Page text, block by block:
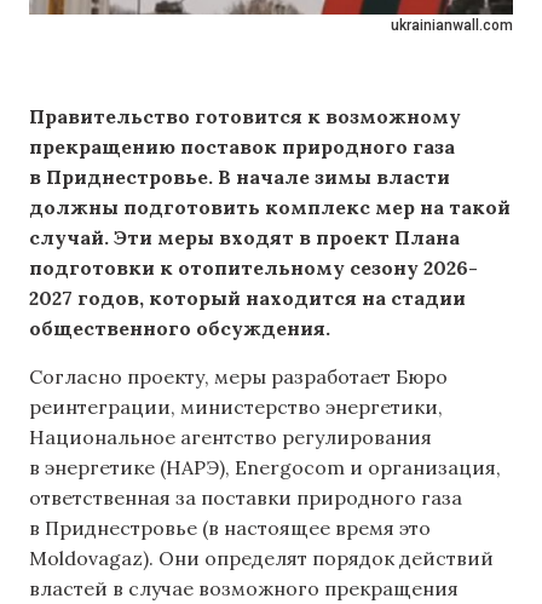
ukrainianwall.com
Правительство готовится к возможному
прекращению поставок природного газа
в Приднестровье. В начале зимы власти
должны подготовить комплекс мер на такой
случай. Эти меры входят в проект Плана
подготовки к отопительному сезону 2026-
2027 годов, который находится на стадии
общественного обсуждения.
Согласно проекту, меры разработает Бюро
реинтеграции, министерство энергетики,
Национальное агентство регулирования
в энергетике (НАРЭ), Energocom и организация,
ответственная за поставки природного газа
в Приднестровье (в настоящее время это
Moldovagaz). Они определят порядок действий
властей в случае возможного прекращения